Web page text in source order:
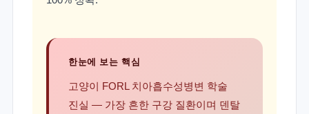
한눈에 보는 핵심
고양이 FORL 치아흡수성병변 학술
진실 — 가장 흔한 구강 질환이며 덴탈